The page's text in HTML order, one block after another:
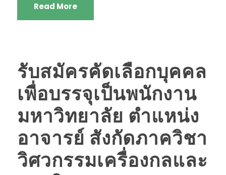
Read More
รับสมัครคัดเลือกบุคคล
เพื่อบรรจุเป็นพนักงาน
มหาวิทยาลัย ตำแหน่ง
อาจารย์ สังกัดภาควิชา
วิศวกรรมเครื่องกลและ